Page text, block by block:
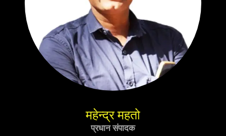
महेन्द्र महतो
प्रधान संपादक